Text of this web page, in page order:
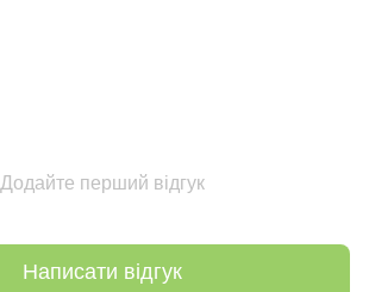
Додайте перший відгук
Написати відгук